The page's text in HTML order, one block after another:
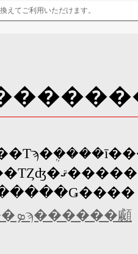
えてご利用いただけます。
�ʺ��пͤȼ�ͳʸ�ν��ΤȤʤ�ޤ�����
���θ��ܤϡ������顣